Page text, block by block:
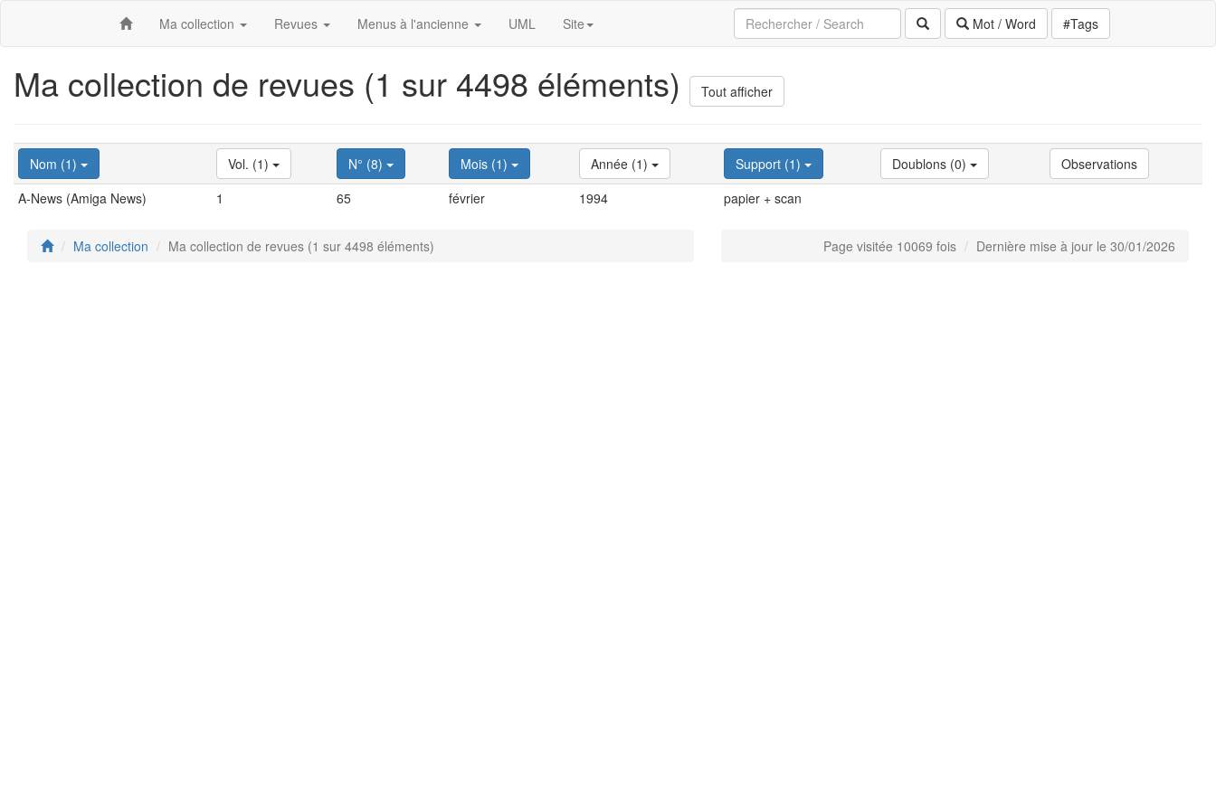
Ma collection Revues Menus à l'ancienne UML Site Mot / Word #Tags
Ma collection de revues (1 sur 4498 éléments) Tout afficher
Nom (1) Vol. (1) N° (8) Mois (1) Année (1) Support (1) Doublons (0)
Observations
A-News (Amiga News)
1 65 février 1994 papier + scan
Ma collection Ma collection de revues (1 sur 4498 éléments) Page visitée 10069 fois Dernière mise à jour le 30/01/2026